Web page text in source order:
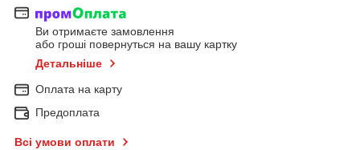
Ви отримаєте замовлення
або гроші повернуться на вашу картку
Детальніше
Оплата на карту
Предоплата
Всі умови оплати